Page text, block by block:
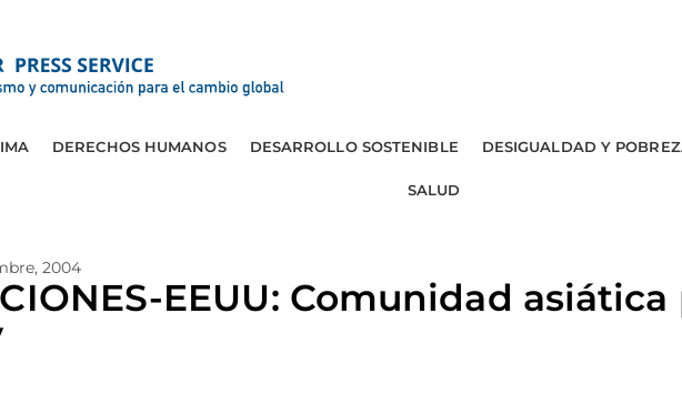
DERECHOS HUMANOS DESARROLLO SOSTENIBLE DESIGUALDAD Y
SALUD
2004
EEUU: Comunidad